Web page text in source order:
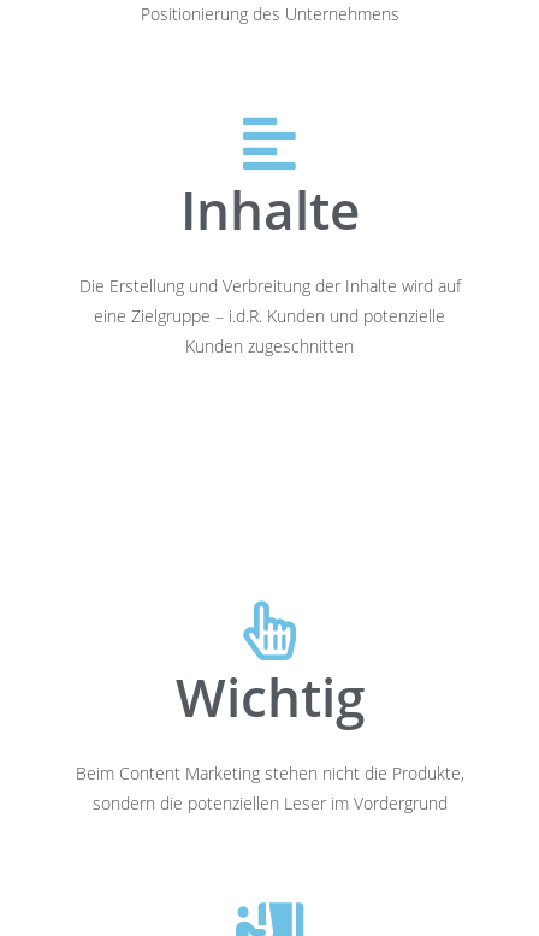
Positionierung des Unternehmens
Inhalte
Die Erstellung und Verbreitung der Inhalte wird auf
eine Zielgruppe – i.d.R. Kunden und potenzielle
Kunden zugeschnitten
Wichtig
Beim Content Marketing stehen nicht die Produkte,
sondern die potenziellen Leser im Vordergrund